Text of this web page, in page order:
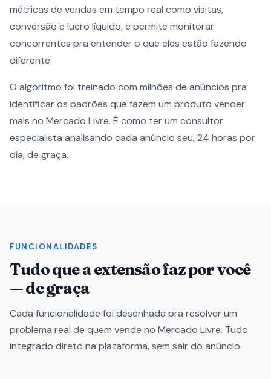
métricas de vendas em tempo real como visitas,
conversão e lucro líquido, e permite monitorar
concorrentes pra entender o que eles estão fazendo
diferente.
O algoritmo foi treinado com milhões de anúncios pra
identificar os padrões que fazem um produto vender
mais no Mercado Livre. É como ter um consultor
especialista analisando cada anúncio seu, 24 horas por
dia, de graça.
FUNCIONALIDADES
Tudo que a extensão faz por você
— de graça
Cada funcionalidade foi desenhada pra resolver um
problema real de quem vende no Mercado Livre. Tudo
integrado direto na plataforma, sem sair do anúncio.